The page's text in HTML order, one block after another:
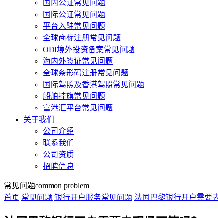
国内公证常见问题
国际公证常见问题
平台入驻常见问题
全球商标注册常见问题
ODI境外投资备案常见问题
海内外签证常见问题
全球条形码注册常见问题
国际驾照及香港驾照常见问题
船舶挂旗常见问题
富港汇平台常见问题
关于我们
公司介绍
联系我们
公司资质
招聘信息
常见问题common problem
首页 常见问题 银行开户服务常见问题 法国巴黎银行开户需要